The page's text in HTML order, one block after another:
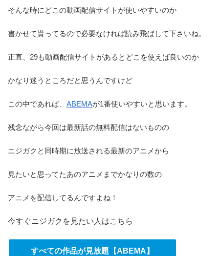
そんな時にどこの動画配信サイトが使いやすいのか
書かせて貰ってるので必要なければ読み飛ばして下さいね。
正直、29も動画配信サイトがあるとどこを使えば良いのか
かなり迷うところだと思うんですけど
この中であれば、 ABEMAが1番使いやすいと思います。
残念ながら今回は最新話の無料配信はないものの
ニジガクと同時期に放送される最新のアニメから
見たいと思ってたあのアニメまでかなりの数の
アニメを配信してるんですよね！
今すぐニジガクを見たい人はこちら
すべての作品が見放題【ABEMA】